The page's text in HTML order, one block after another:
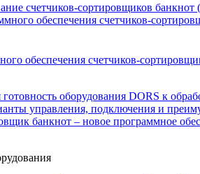
счетчиков-сортировщиков
обеспечения счетчиков-
оборудования DORS к
управления, подключения и
банкнот – новое программное